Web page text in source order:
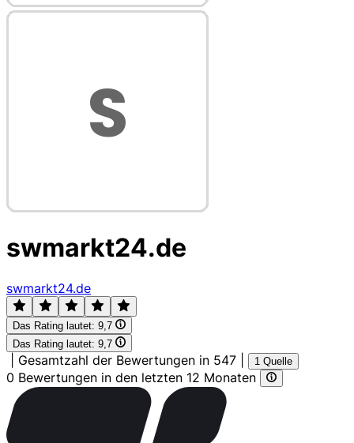
swmarkt24.de
swmarkt24.de
Das Rating lautet: 9,7
Das Rating lautet: 9,7
Gesamtzahl der Bewertungen in 547 1 Quelle
0 Bewertungen in den letzten 12 Monaten